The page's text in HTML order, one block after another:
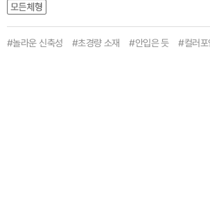
#놀라운 신축성 #초경량 소재 #안입은 듯 #컬러포